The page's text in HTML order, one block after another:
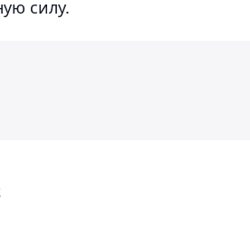
силу.